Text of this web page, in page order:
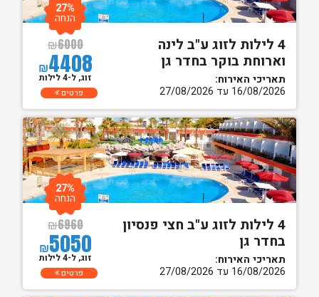
4 לילות לזוג ע"ב לינה
וארוחת בוקר בחדר גן
תאריכי האירוח:
16/08/2026 עד 27/08/2026
₪6000
₪4408
27%
הנחה
זוג, ל-4 לילות
פרטים
4 לילות לזוג ע"ב חצי פנסיון
בחדר גן
תאריכי האירוח:
16/08/2026 עד 27/08/2026
₪6960
₪5050
27%
הנחה
זוג, ל-4 לילות
פרטים